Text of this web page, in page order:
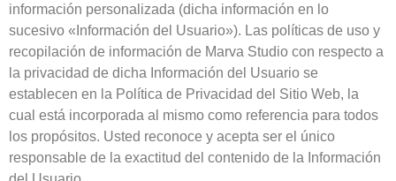
información personalizada (dicha información en lo
sucesivo «Información del Usuario»). Las políticas de uso y
recopilación de información de Marva Studio con respecto a
la privacidad de dicha Información del Usuario se
establecen en la Política de Privacidad del Sitio Web, la
cual está incorporada al mismo como referencia para todos
los propósitos. Usted reconoce y acepta ser el único
responsable de la exactitud del contenido de la Información